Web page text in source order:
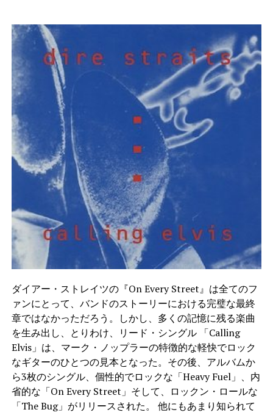
ダイアー・ストレイツの『On Every Street』は全てのフ
ァンにとって、バンドのストーリーにおける完璧な最終
章ではなかっただろう。しかし、多くの記憶に残る楽曲
を生み出し、とりわけ、リード・シングル 「Calling
Elvis」は、マーク・ノップラーの特徴的な軽快でロック
なギターのひとつの見本となった。その後、アルバムか
ら3枚のシングル、個性的でロックな「Heavy Fuel」、内
省的な「On Every Street」そして、ロックン・ロールな
「The Bug」がリリースされた。 他にもあまり知られて